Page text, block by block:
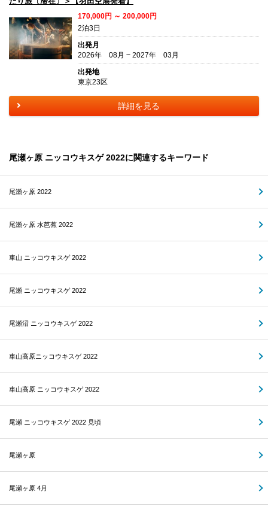
170,000円 ～ 200,000円
2泊3日
出発月
2026年 08月 ~ 2027年 03月
出発地
東京23区
詳細を見る
尾瀬ヶ原 ニッコウキスゲ 2022に関連するキーワード
尾瀬ヶ原 2022
尾瀬ヶ原 水芭蕉 2022
車山 ニッコウキスゲ 2022
尾瀬 ニッコウキスゲ 2022
尾瀬沼 ニッコウキスゲ 2022
車山高原ニッコウキスゲ 2022
車山高原 ニッコウキスゲ 2022
尾瀬 ニッコウキスゲ 2022 見頃
尾瀬ヶ原
尾瀬ヶ原 4月